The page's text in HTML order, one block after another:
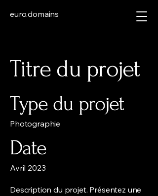
euro.domains
Titre du projet
Type du projet
Photographie
Date
Avril 2023
Description du projet. Présentez une